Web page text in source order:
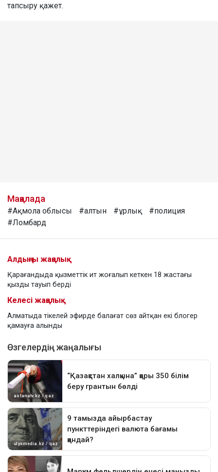
тапсыру қажет.
Мақалада
#Ақмола облысы #алтын #ұрлық
#полиция
#Ломбард
Алдыңғы жаңалық
Қарағандыда қызметтік ит жоғалып кеткен 18 жастағы
қызды тауып берді
Келесі жаңалық
Алматыда тікелей эфирде балағат сөз айтқан екі блогер
қамауға алынды